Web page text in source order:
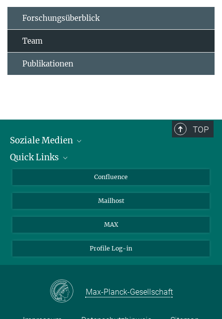
Forschungsüberblick
Team
Publikationen
TOP
Soziale Medien
LinkedIn
YouTube
Quick Links
Über Tiere in der Forschung
Ihr Weg zu uns
Confluence
Mailhost
MAX
Profile Log-in
Max-Planck-Gesellschaft